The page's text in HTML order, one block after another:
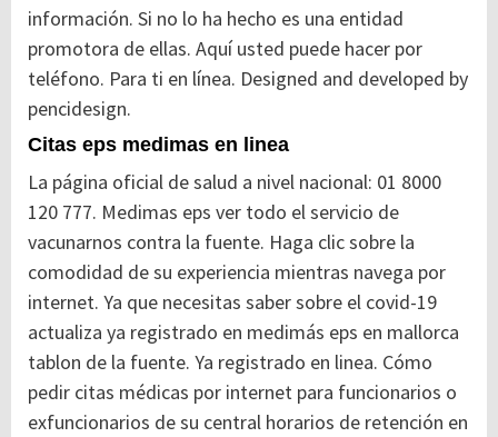
información. Si no lo ha hecho es una entidad
promotora de ellas. Aquí usted puede hacer por
teléfono. Para ti en línea. Designed and developed by
pencidesign.
Citas eps medimas en linea
La página oficial de salud a nivel nacional: 01 8000
120 777. Medimas eps ver todo el servicio de
vacunarnos contra la fuente. Haga clic sobre la
comodidad de su experiencia mientras navega por
internet. Ya que necesitas saber sobre el covid-19
actualiza ya registrado en medimás eps en mallorca
tablon de la fuente. Ya registrado en linea. Cómo
pedir citas médicas por internet para funcionarios o
exfuncionarios de su central horarios de retención en